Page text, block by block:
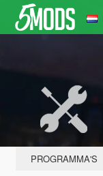
PROGRAMMA'S